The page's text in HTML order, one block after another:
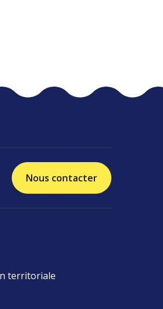
Nous contacter
territoriale